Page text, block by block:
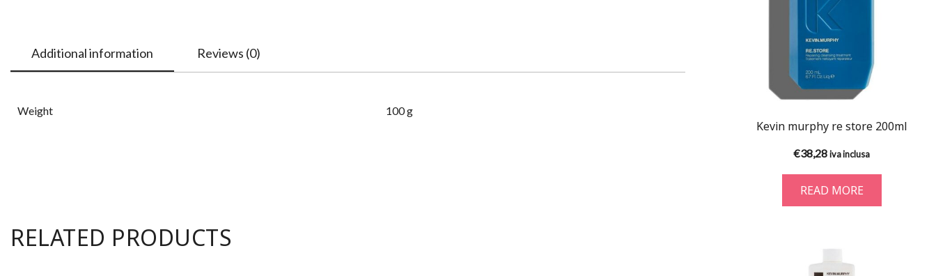
Additional information Reviews (0)
Weight 100 g
RELATED PRODUCTS
Kevin murphy re store 200ml
€38,28iva inclusa
READ MORE